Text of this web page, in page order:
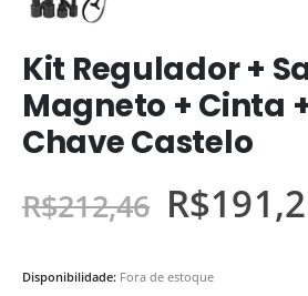
Kit Regulador +
Magneto + Cinta
Chave Castelo
R$212,46 R$
Disponibilidade: Fora de estoque